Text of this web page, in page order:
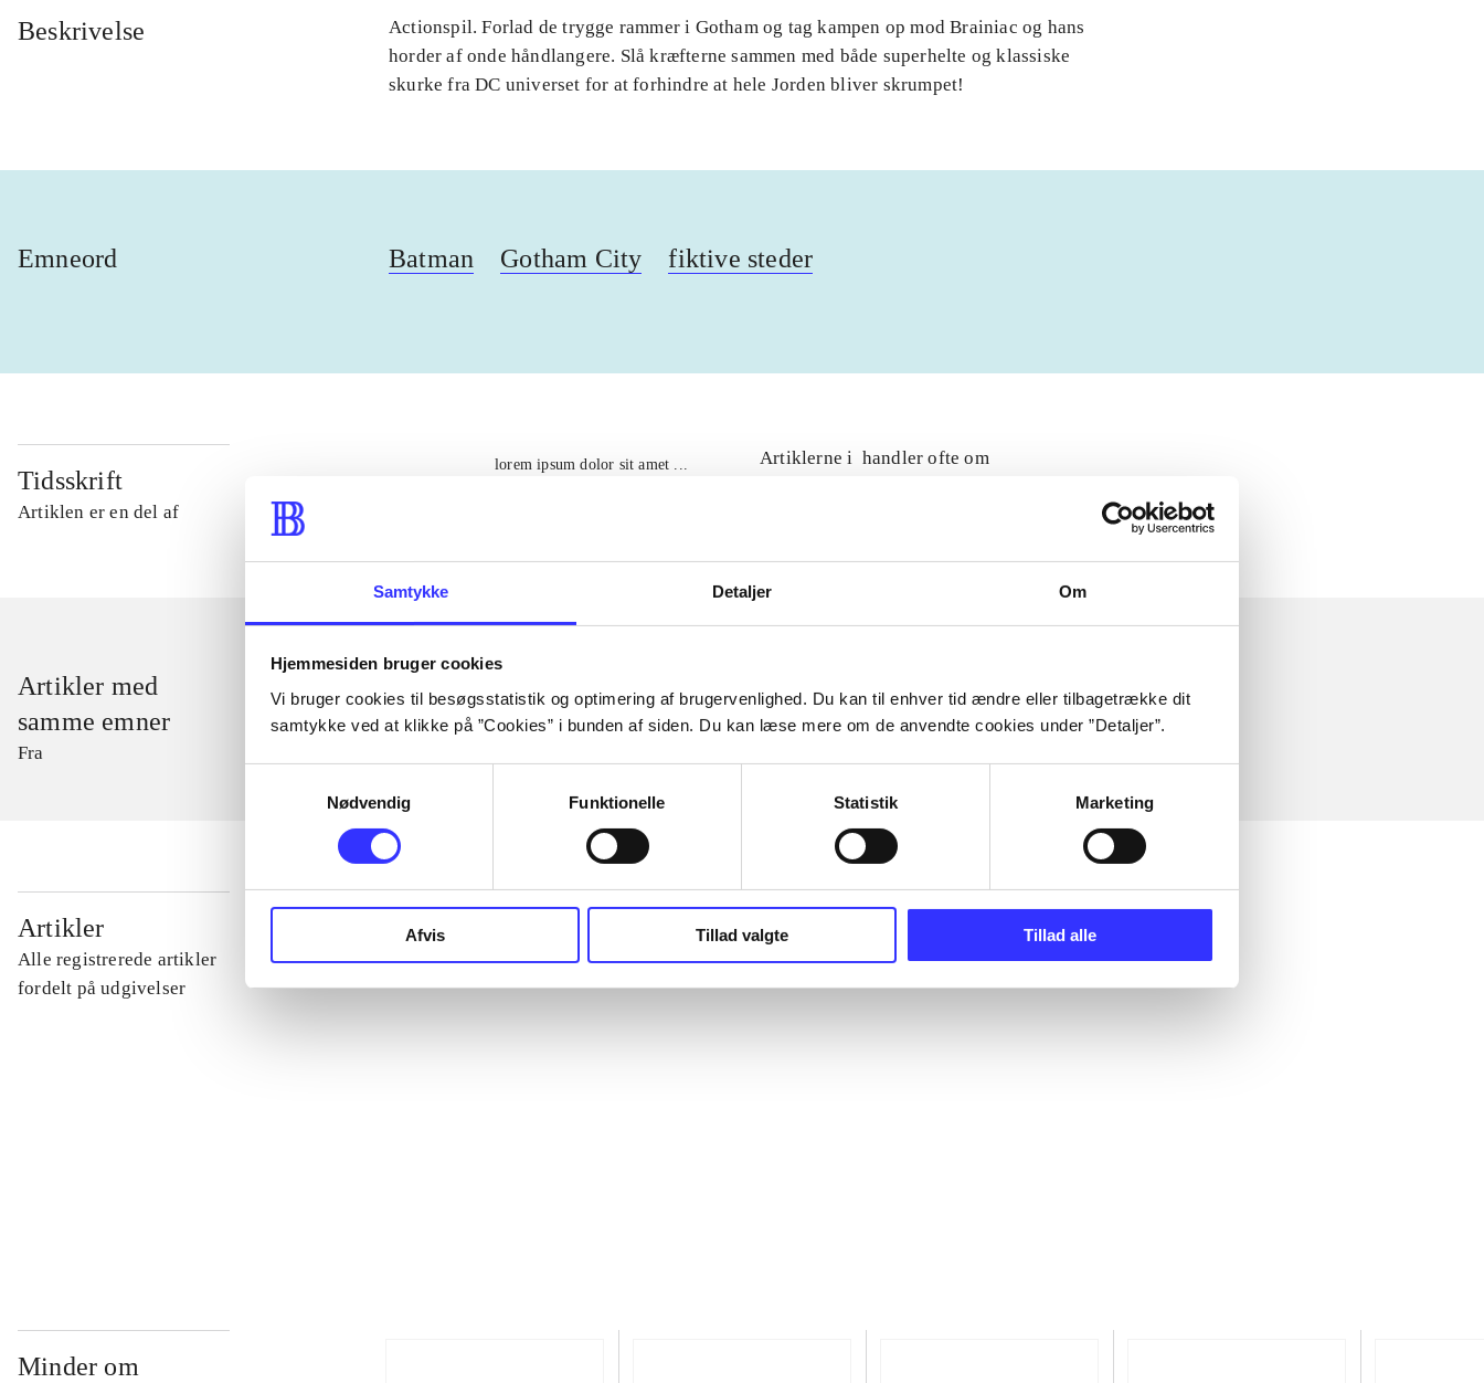
Samtykke Detaljer Om
Hjemmesiden bruger cookies
Vi bruger cookies til besøgsstatistik og optimering af brugervenlighed. Du kan til enhver tid ændre eller tilbagetrække dit
samtykke ved at klikke på ”Cookies” i bunden af siden. Du kan læse mere om de anvendte cookies under ”Detaljer”.
Nødvendig
Funktionelle Statistik Marketing
Afvis Tillad valgte Tillad alle
Beskrivelse
Actionspil. Forlad de trygge rammer i Gotham og tag kampen op mod Brainiac og hans
horder af onde håndlangere. Slå kræfterne sammen med både superhelte og klassiske
skurke fra DC universet for at forhindre at hele Jorden bliver skrumpet!
Emneord Batman Gotham City fiktive steder
Tidsskrift
Artiklen er en del af
lorem ipsum dolor sit amet ...
Artiklerne i handler ofte om
Artikler med
samme emner
Fra
Artikler
Alle registrerede artikler
fordelt på udgivelser
...
...
Minder om